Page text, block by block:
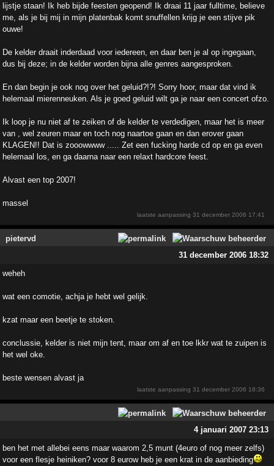
lijstje staan! Ik heb bijde feesten geopend! Ik draai 11 jaar fulltime, believe
me, als je bij mij in mijn platenbak komt snuffellen krijg je een stijve pik
ouwe!
De kelder draait inderdaad voor iedereen, en daar ben je al op ingegaan,
dus bij deze; in de kelder worden bijna alle genres aangesproken.
En dan begin je ook nog over het geluid?!?! Sorry hoor, maar dat vind ik
helemaal mierenneuken. Als je goed geluid wilt ga je naar een concert ofzo.
Ik loop je nu niet af te zeiken of de kelder te verdedigen, maar het is meer
van , wel zeuren maar en toch nog naartoe gaan en dan erover gaan
KLAGEN!! Dat is zooowwww ..... Zet een fucking harde cd op en ga even
helemaal los, en ga daarna naar een relaxt hardcore feest.
Alvast een top 2007!
massel
laatste aanpassing31 december 2006 17:41
pietervd
31 december 2006 18:32
weheh
wat een comotie, achja je hebt wel gelijk.
kzat maar een beetje te stoken.
conclussie, kelder is niet mijn tent, maar om af en toe lkkr wat te zuipen is
het wel oke.
beste wensen alvast ja
laatste aanpassing31 december 2006 18:36
4 januari 2007 23:13
ben het met allebei eens maar waarom 2,5 munt (4euro of nog meer zelfs)
voor een flesje heiniken? voor 8 eurow heb je een krat in de aanbieding